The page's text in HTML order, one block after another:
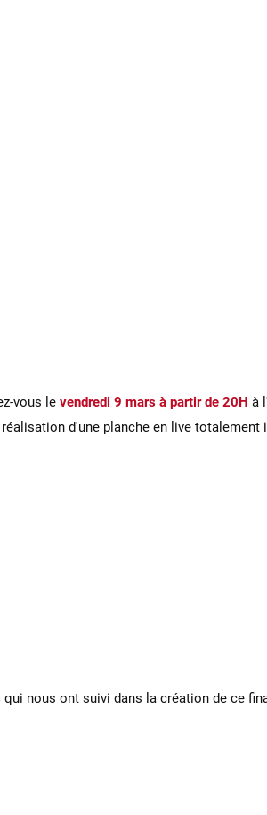
vous le vendredi 9 mars à partir de 20H à l'
d'une planche en live
qui nous ont suivi dans la création de ce